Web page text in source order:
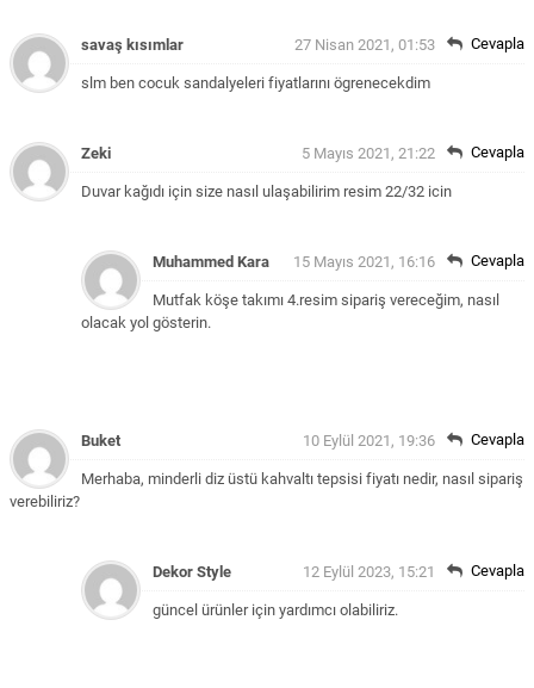
savaş kısımlar 27 Nisan 2021, 01:53
slm ben cocuk sandalyeleri fiyatlarını ögrenecekdim
Cevapla
Zeki 5 Mayıs 2021, 21:22
Duvar kağıdı için size nasıl ulaşabilirim resim 22/32 icin
Cevapla
Muhammed Kara 15 Mayıs 2021, 16:16
Mutfak köşe takımı 4.resim sipariş vereceğim, nasıl
olacak yol gösterin.
Cevapla
Buket 10 Eylül 2021, 19:36
Merhaba, minderli diz üstü kahvaltı tepsisi fiyatı nedir, nasıl sipariş
verebiliriz?
Cevapla
Dekor Style 12 Eylül 2023, 15:21
güncel ürünler için yardımcı olabiliriz.
Cevapla